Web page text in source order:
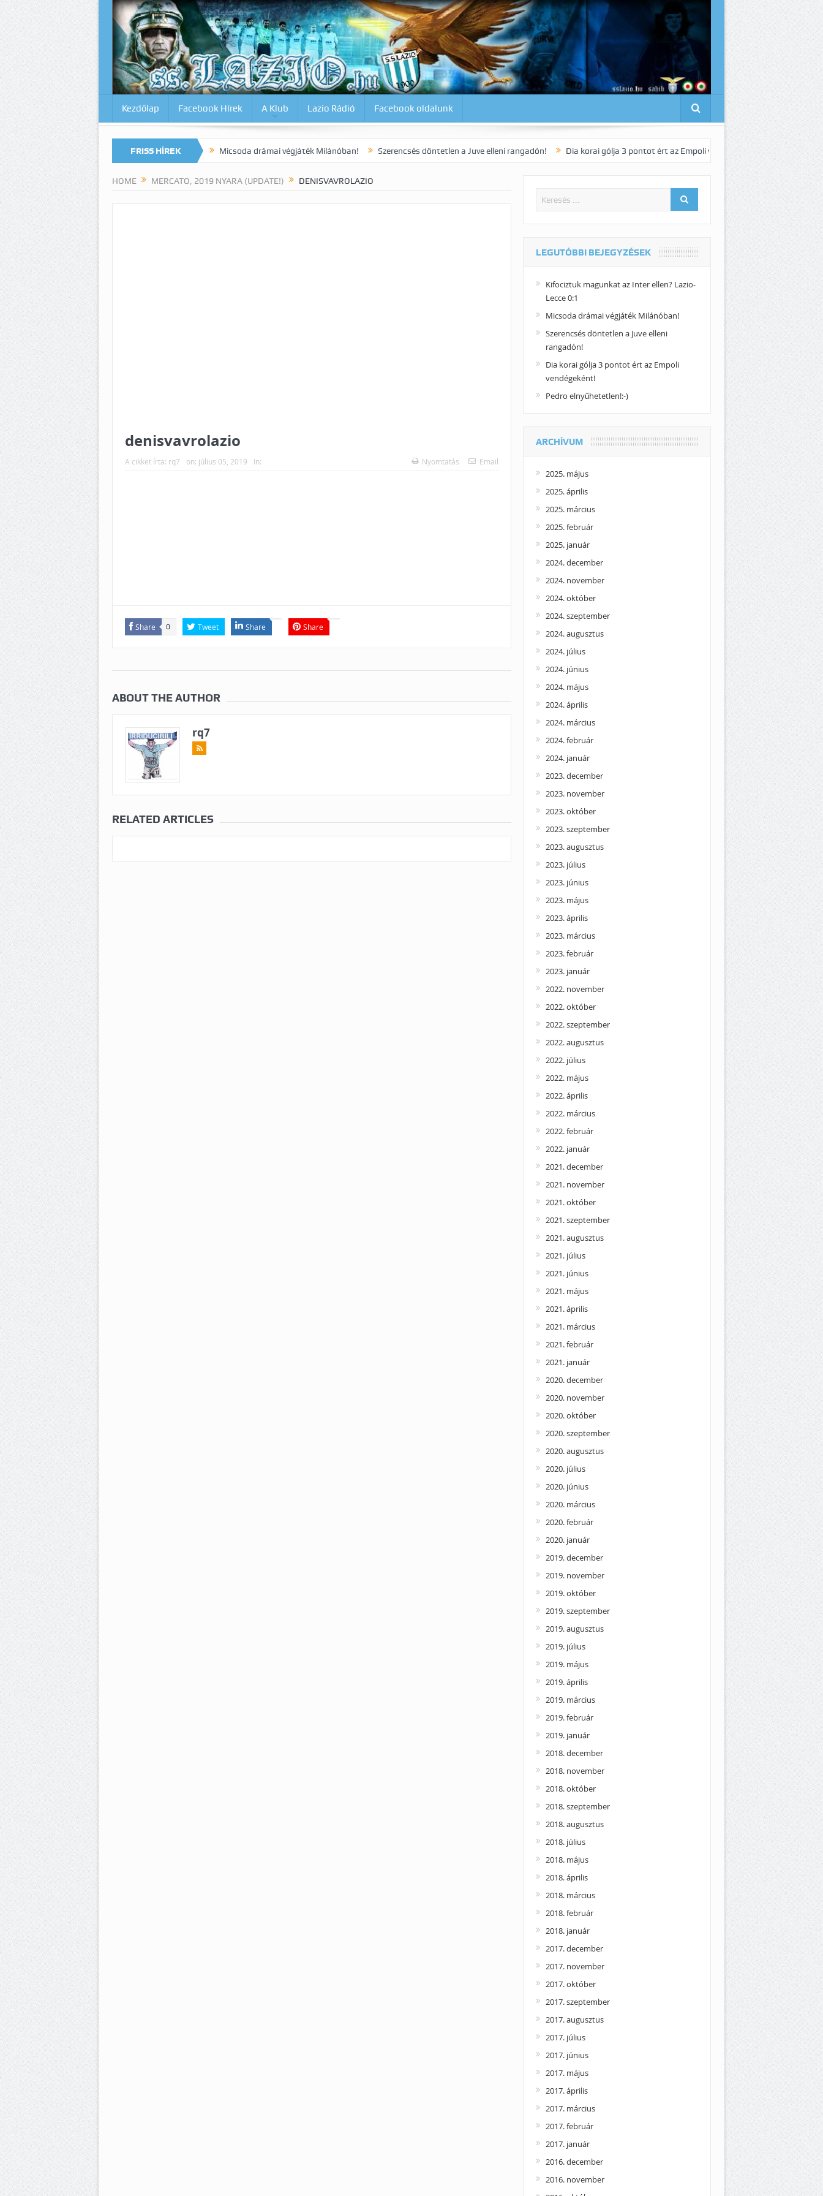
Kezdőlap Facebook Hírek A Klub Lazio Rádió Facebook oldalunk
FRISS HÍREK
az Inter ellen? Lazio-Lecce 0:1 Micsoda drámai végjáték Milánóban! Szerencsés döntetlen a Juve elleni rangadón! Dia korai gólja 3 pontot ért az Empoli vendégeként! Pedro elnyűhetetlen!:-)
HOME MERCATO, 2019 NYARA (UPDATE!) DENISVAVROLAZIO
denisvavrolazio
A cikket írta: rq7 on: július 05, 2019 In: Nyomtatás Email
Share 0 Tweet Share Share
ABOUT THE AUTHOR
rq7
RELATED ARTICLES
LEGUTÓBBI BEJEGYZÉSEK
Kifociztuk magunkat az Inter ellen? Lazio-
Lecce 0:1
Micsoda drámai végjáték Milánóban!
Szerencsés döntetlen a Juve elleni
rangadón!
Dia korai gólja 3 pontot ért az Empoli
vendégeként!
Pedro elnyűhetetlen!:-)
ARCHÍVUM
2025. május
2025. április
2025. március
2025. február
2025. január
2024. december
2024. november
2024. október
2024. szeptember
2024. augusztus
2024. július
2024. június
2024. május
2024. április
2024. március
2024. február
2024. január
2023. december
2023. november
2023. október
2023. szeptember
2023. augusztus
2023. július
2023. június
2023. május
2023. április
2023. március
2023. február
2023. január
2022. november
2022. október
2022. szeptember
2022. augusztus
2022. július
2022. május
2022. április
2022. március
2022. február
2022. január
2021. december
2021. november
2021. október
2021. szeptember
2021. augusztus
2021. július
2021. június
2021. május
2021. április
2021. március
2021. február
2021. január
2020. december
2020. november
2020. október
2020. szeptember
2020. augusztus
2020. július
2020. június
2020. március
2020. február
2020. január
2019. december
2019. november
2019. október
2019. szeptember
2019. augusztus
2019. július
2019. május
2019. április
2019. március
2019. február
2019. január
2018. december
2018. november
2018. október
2018. szeptember
2018. augusztus
2018. július
2018. május
2018. április
2018. március
2018. február
2018. január
2017. december
2017. november
2017. október
2017. szeptember
2017. augusztus
2017. július
2017. június
2017. május
2017. április
2017. március
2017. február
2017. január
2016. december
2016. november